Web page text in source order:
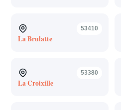
53410
La Brulatte
53380
La Croixille